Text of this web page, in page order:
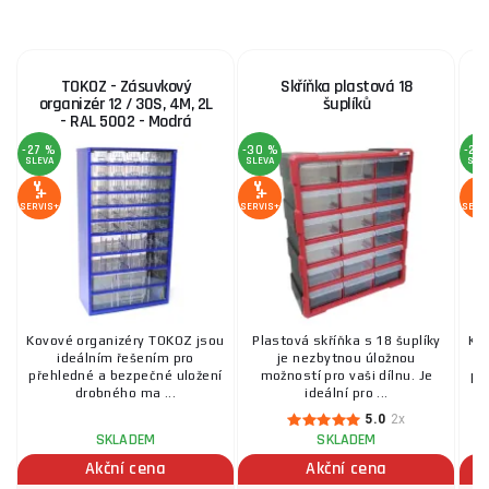
TOKOZ - Zásuvkový
organizér 12 / 30S, 4M, 2L
- RAL 5002 - Modrá
-27 %
SLEVA
SERVIS+
Kovové organizéry TOKOZ jsou
ideálním řešením pro
přehledné a bezpečné uložení
drobného ma ...
SKLADEM
Akční cena
Skříňka plastová 18
šuplíků
-30 %
SLEVA
SERVIS+
Plastová skříňka s 18 šuplíky
je nezbytnou úložnou
možností pro vaši dílnu. Je
ideální pro ...
5.0 2x
SKLADEM
Akční cena
-25